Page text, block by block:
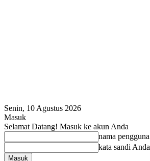
Senin, 10 Agustus 2026
Masuk
Selamat Datang! Masuk ke akun Anda
nama pengguna
kata sandi Anda